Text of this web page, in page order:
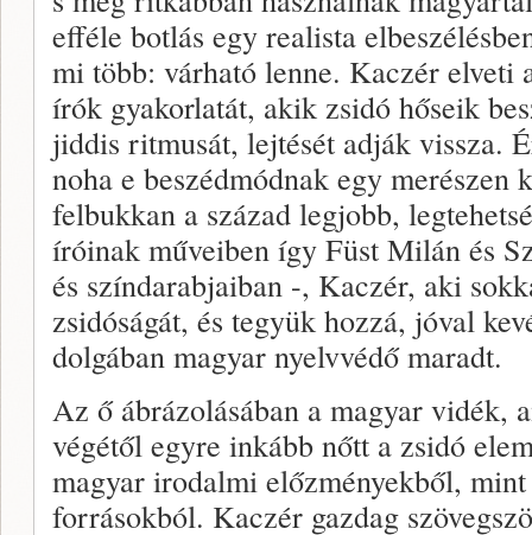
efféle botlás egy realista
mi több: várható lenne. Kaczér elveti
írók gyakorlatát, akik zsidó hőseik
jiddis ritmusát, lejtését adják vissza.
noha e beszédmódnak egy
felbukkan a század legjobb,
íróinak műveiben így Füst Milán és
és színdarabjaiban -, Kaczér, aki
zsidóságát, és tegyük hozzá, jóval
dolgában magyar nyelvvédő maradt.
Az ő ábrázolásában a magyar vidék,
végétől egyre inkább nőtt a zsidó
magyar irodalmi előzményekből,
forrásokból. Kaczér gazdag